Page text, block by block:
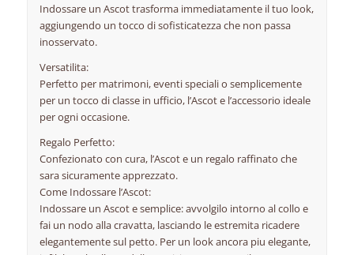
Indossare un Ascot trasforma immediatamente il tuo look,
aggiungendo un tocco di sofisticatezza che non passa
inosservato.
Versatilita:
Perfetto per matrimoni, eventi speciali o semplicemente
per un tocco di classe in ufficio, l’Ascot e l’accessorio ideale
per ogni occasione.
Regalo Perfetto:
Confezionato con cura, l’Ascot e un regalo raffinato che
sara sicuramente apprezzato.
Come Indossare l’Ascot:
Indossare un Ascot e semplice: avvolgilo intorno al collo e
fai un nodo alla cravatta, lasciando le estremita ricadere
elegantemente sul petto. Per un look ancora piu elegante,